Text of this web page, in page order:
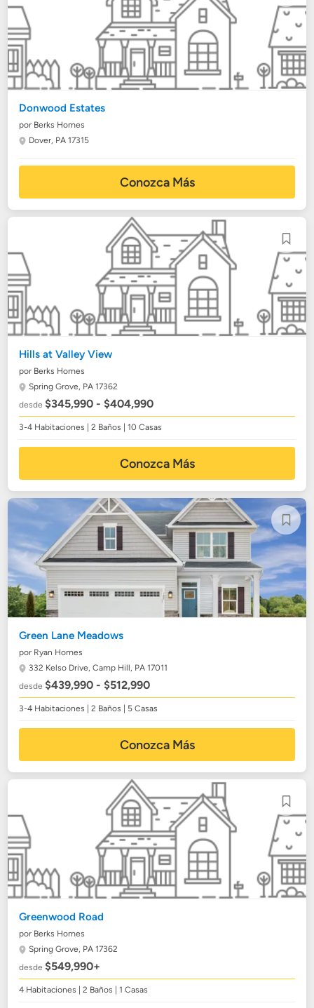
Donwood Estates
por Berks Homes
Dover, PA 17315
Conozca Más
Hills at Valley View
por Berks Homes
Spring Grove, PA 17362
desde$345,990 - $404,990
3-4 Habitaciones | 2 Baños | 10 Casas
Conozca Más
Green Lane Meadows
por Ryan Homes
332 Kelso Drive,Camp Hill, PA 17011
desde$439,990 - $512,990
3-4 Habitaciones | 2 Baños | 5 Casas
Conozca Más
Greenwood Road
por Berks Homes
Spring Grove, PA 17362
desde$549,990+
4 Habitaciones | 2 Baños | 1 Casas